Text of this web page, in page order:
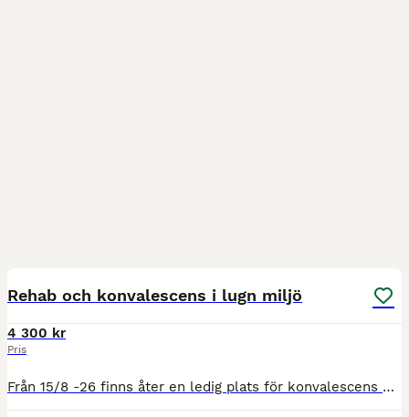
Rehab och konvalescens i lugn miljö
4 300 kr
Pris
Från 15/8 -26 finns åter en ledig plats för konvalescens och rehab hos oss på Kungsgårds. Passar särskilt bra för den häst som behöver en lugn miljö för att komma till sin rätt. En rörlig och bärsta